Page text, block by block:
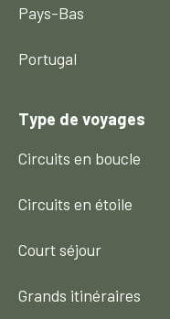
Pays-Bas
Portugal
Type de voyages
Circuits en boucle
Circuits en étoile
Court séjour
Grands itinéraires